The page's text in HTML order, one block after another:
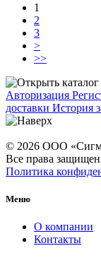
1
2
3
>
>>
Авторизация
доставки История
© 2026 ООО
Все права
Политика
Меню
О компании
Контакты